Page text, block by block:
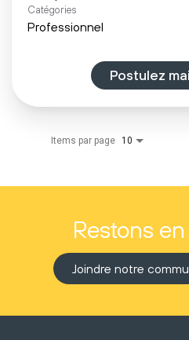
Catégories
Professionnel
Postulez
Items par page 10
Restons
Joindre notre